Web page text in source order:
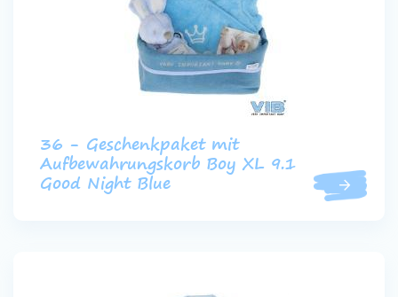
36 - Geschenkpaket mit
Aufbewahrungskorb Boy XL 9.1
Good Night Blue